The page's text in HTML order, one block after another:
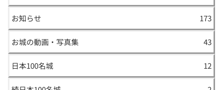
お知らせ 173
お城の動画・写真集 43
日本100名城 12